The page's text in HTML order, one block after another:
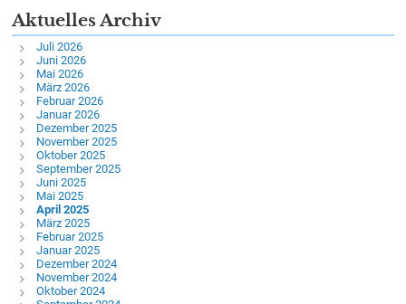
Aktuelles Archiv
Juli 2026
Juni 2026
Mai 2026
März 2026
Februar 2026
Januar 2026
Dezember 2025
November 2025
Oktober 2025
September 2025
Juni 2025
Mai 2025
April 2025
März 2025
Februar 2025
Januar 2025
Dezember 2024
November 2024
Oktober 2024